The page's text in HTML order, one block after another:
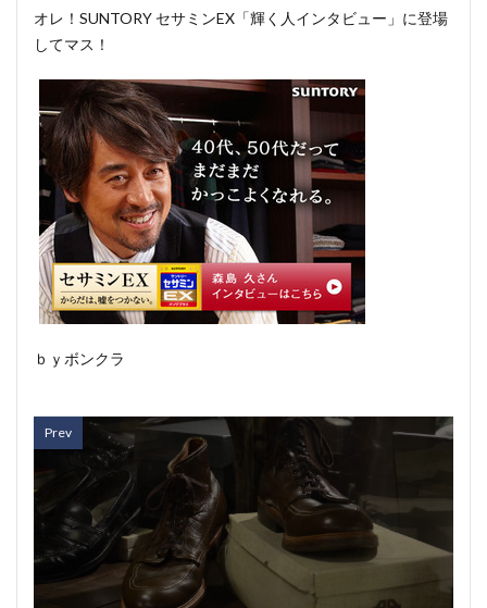
オレ！SUNTORY セサミンEX「輝く人インタビュー」に登場
してマス！
ｂｙボンクラ
Prev